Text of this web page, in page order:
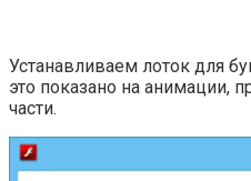
Устанавливаем лоток для
это показано на анимации,
части.